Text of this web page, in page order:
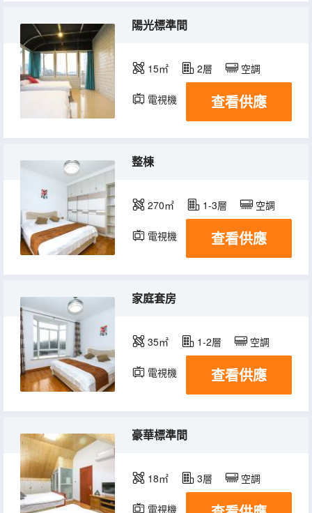
陽光標準間
15㎡ 2層 空調
電視機 查看供應
整棟
270㎡ 1-3層 空調
電視機 查看供應
家庭套房
35㎡ 1-2層 空調
電視機 查看供應
豪華標準間
18㎡ 3層 空調
電視機